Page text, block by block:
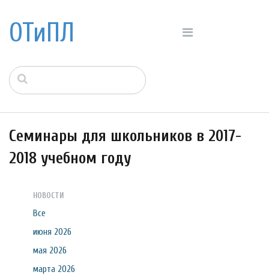
ОТиПЛ
Семинары для школьников в 2017-
2018 учебном году
НОВОСТИ
Все
июня 2026
мая 2026
марта 2026